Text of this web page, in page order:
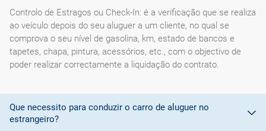
Controlo de Estragos ou Check-In: é a verificação que se realiza
ao veículo depois do seu aluguer a um cliente, no qual se
comprova o seu nível de gasolina, km, estado de bancos e
tapetes, chapa, pintura, acessórios, etc., com o objectivo de
poder realizar correctamente a liquidação do contrato.
Que necessito para conduzir o carro de aluguer no
estrangeiro?